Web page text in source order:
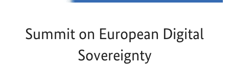
Summit on European Digital
Sovereignty